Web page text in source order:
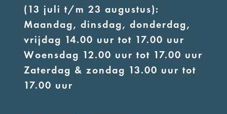
(13 juli t/m 23 augustus):
Maandag, dinsdag, donderdag,
vrijdag 14.00 uur tot 17.00 uur
Woensdag 12.00 uur tot 17.00 uur
Zaterdag & zondag 13.00 uur tot
17.00 uur